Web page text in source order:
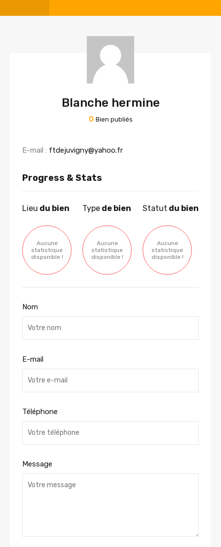
Blanche hermine
0 Bien publiés
E-mail : ftdejuvigny@yahoo.fr
Progress & Stats
Lieu du bien
Aucune
statistique
disponible !
Type de bien
Aucune
statistique
disponible !
Statut du bien
Aucune
statistique
disponible !
Nom
E-mail
Téléphone
Message